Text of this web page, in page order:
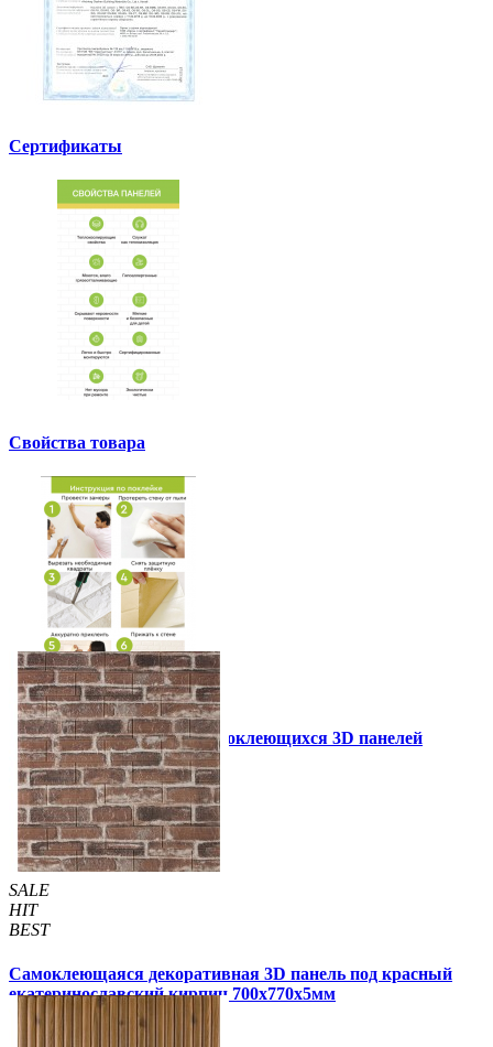
Сертификаты
Свойства товара
Инструкция установки самоклеющихся 3D панелей
Другие так же купили
SALE
HIT
BEST
Самоклеющаяся декоративная 3D панель под красный
екатеринославский кирпич 700x770x5мм
105 грн 180 грн